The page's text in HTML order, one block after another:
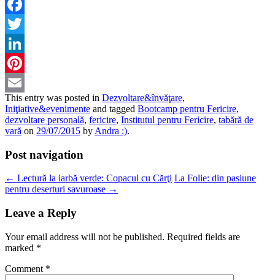
Facebook
Twitter
LinkedIn
Pinterest
Email
This entry was posted in Dezvoltare&învăţare,
Iniţiative&evenimente and tagged Bootcamp pentru Fericire,
dezvoltare personală, fericire, Institutul pentru Fericire, tabără de
vară on 29/07/2015 by Andra :).
Post navigation
← Lectură la iarbă verde: Copacul cu Cărţi La Folie: din pasiune
pentru deserturi savuroase →
Leave a Reply
Your email address will not be published. Required fields are
marked *
Comment *